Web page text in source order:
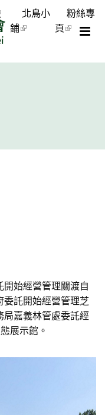
北鳥小
鋪
粉絲專
頁
始經營管理關渡自
託開始經營管理芝
局嘉義林管處委託經
展示館。